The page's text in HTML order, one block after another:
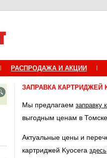
РАСПРОДАЖА И АКЦИИ
ЗАПРАВКА КАРТРИДЖЕЙ
Мы предлагаем заправку
выгодным ценам в
Актуальные цены и
картриджей Kyocera здесь